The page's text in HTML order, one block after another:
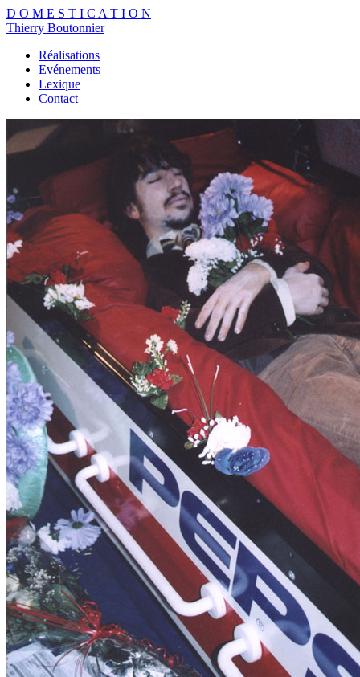
D O M E S T I C A T I O N
Thierry Boutonnier
Réalisations
Evénements
Lexique
Contact